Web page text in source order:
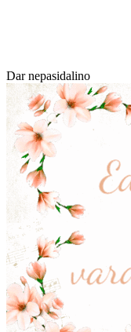
Dar nepasidalino